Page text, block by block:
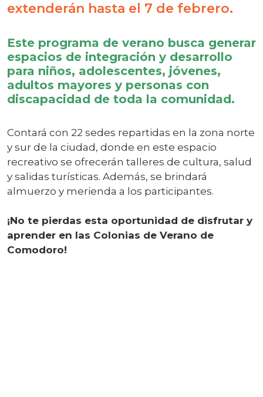
extenderán hasta el 7 de febrero.
Este programa de verano busca generar
espacios de integración y desarrollo
para niños, adolescentes, jóvenes,
adultos mayores y personas con
discapacidad de toda la comunidad.
Contará con 22 sedes repartidas en la zona norte
y sur de la ciudad, donde en este espacio
recreativo se ofrecerán talleres de cultura, salud
y salidas turísticas. Además, se brindará
almuerzo y merienda a los participantes.
¡No te pierdas esta oportunidad de disfrutar y
aprender en las Colonias de Verano de
Comodoro!